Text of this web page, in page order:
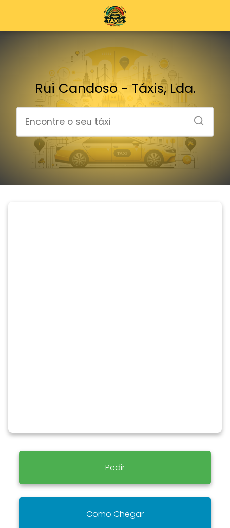
Rui Candoso - Táxis, Lda.
Pedir
Como Chegar